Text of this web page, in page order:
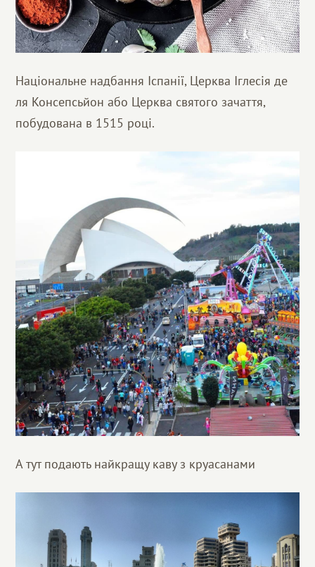
Національне надбання Іспанії, Церква Іглесія де
ля Консепсьйон або Церква святого зачаття,
побудована в 1515 році.
А тут подають найкращу каву з круасанами